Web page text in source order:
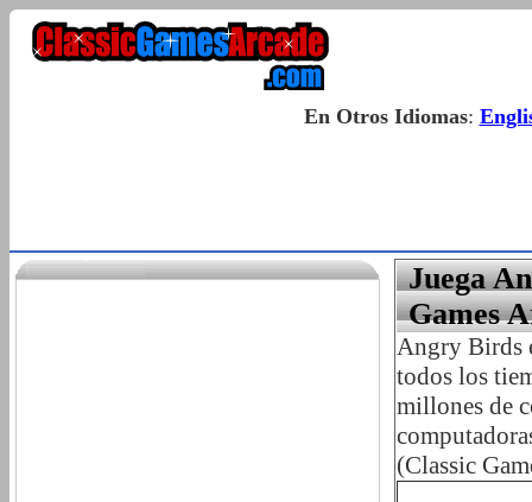
En Otros Idiomas:
Juega
Games
Angry Birds
todos los
millones de
(Classic